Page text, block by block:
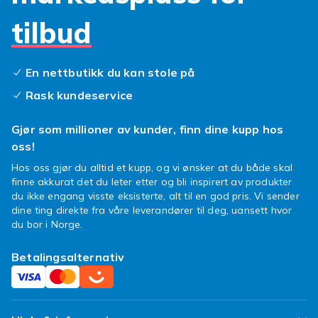
Kjøp metallic gel hos Fyndiq
sortiment til gode priser med alltid billig frakt.
metalliske nyanser for profesjonelle negler
uttrykk og en essensiell del av den daglige
hygienen og pleien. Å ha vakre, velstelte
negler krever de riktige produktene og den
riktige teknikken. Med et godt utvalg av
neglepleieprodukter kan du oppnå
en salong. Enten du foretrekker naturlige
negler, gelnegler, akrylnegler eller kunstige
negler, finner du alt du trenger i vårt brede
sortiment. Neglepleie handler ikke bare om
tilbud
En nettbutikk du kan stole på
Rask kundeservice
Gjør som millioner av kunder, finn dine kupp hos
oss!
Hos oss gjør du alltid et kupp, og vi ønsker at du både skal
finne akkurat det du leter etter og bli inspirert av produkter
du ikke engang visste eksisterte, alt til en god pris. Vi sender
dine ting direkte fra våre leverandører til deg, uansett hvor
du bor i Norge.
Betalingsalternativ